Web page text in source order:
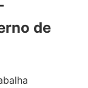
de